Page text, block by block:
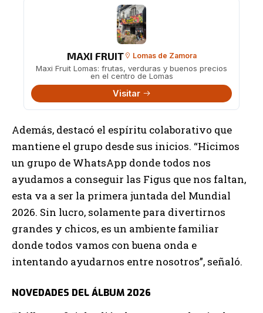
MAXI FRUIT Lomas de Zamora
Maxi Fruit Lomas: frutas, verduras y buenos precios
en el centro de Lomas
Visitar
Además, destacó el espíritu colaborativo que
mantiene el grupo desde sus inicios. “Hicimos
un grupo de WhatsApp donde todos nos
ayudamos a conseguir las Figus que nos faltan,
esta va a ser la primera juntada del Mundial
2026. Sin lucro, solamente para divertirnos
grandes y chicos, es un ambiente familiar
donde todos vamos con buena onda e
intentando ayudarnos entre nosotros”, señaló.
NOVEDADES DEL ÁLBUM 2026